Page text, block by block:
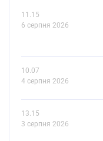
11.15
6 серпня 2026
10.07
4 серпня 2026
13.15
3 серпня 2026